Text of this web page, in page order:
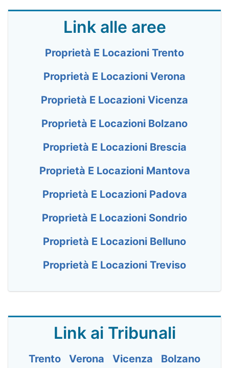
Link alle aree
Proprietà E Locazioni Trento
Proprietà E Locazioni Verona
Proprietà E Locazioni Vicenza
Proprietà E Locazioni Bolzano
Proprietà E Locazioni Brescia
Proprietà E Locazioni Mantova
Proprietà E Locazioni Padova
Proprietà E Locazioni Sondrio
Proprietà E Locazioni Belluno
Proprietà E Locazioni Treviso
Link ai Tribunali
Trento Verona Vicenza Bolzano